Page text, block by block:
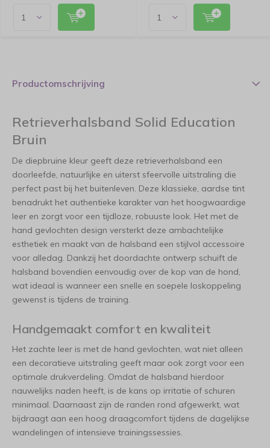
Productomschrijving
Retrieverhalsband Solid Education
Bruin
De diepbruine kleur geeft deze retrieverhalsband een
doorleefde, natuurlijke en uiterst sfeervolle uitstraling die
perfect past bij het buitenleven. Deze klassieke, aardse tint
benadrukt het authentieke karakter van het hoogwaardige
leer en zorgt voor een tijdloze, robuuste look. Het met de
hand gevlochten design versterkt deze ambachtelijke
esthetiek en maakt van de halsband een stijlvol accessoire
voor alledag. Dankzij het doordachte ontwerp schuift de
halsband bovendien eenvoudig over de kop van de hond,
wat ideaal is wanneer een snelle en soepele loskoppeling
gewenst is tijdens de training.
Handgemaakt comfort en kwaliteit
Het zachte leer is met de hand gevlochten, wat niet alleen
een decoratieve uitstraling geeft maar ook zorgt voor een
optimale drukverdeling. Omdat de halsband hierdoor
nauwelijks naden heeft, is de kans op irritatie of schuren
minimaal. Daarnaast zijn de randen rond afgewerkt, wat
bijdraagt aan een hoog draagcomfort tijdens de dagelijkse
wandelingen of intensieve trainingssessies.